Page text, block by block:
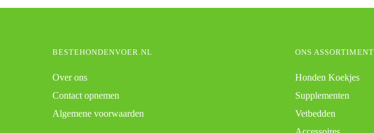
BESTEHONDENVOER.NL
Over ons
Contact opnemen
Algemene voorwaarden
ONS ASSORTIMENT
Honden Koekjes
Supplementen
Vetbedden